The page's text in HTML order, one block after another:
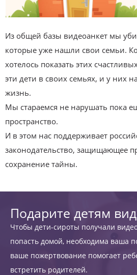
Из общей базы видеоанкет мы
которые уже нашли свои семьи.
хотелось показать этих
эти дети в своих семьях, и у них
жизнь.
Мы стараемся не нарушать пока
пространство.
И в этом нас поддерживает
законодательство, защищающее
сохранение тайны.
Подарите детям
Чтобы дети-сироты получали
попасть домой, необходима ваша
ваше пожертвование помогает
встретить родителей.